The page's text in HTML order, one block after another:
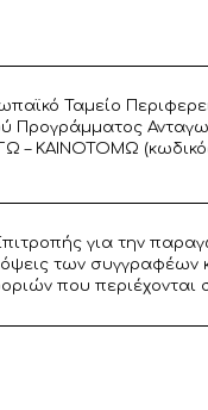
Ταμείο
ΚΑΙΝΟΤΟΜΩ (κωδικός
για την
των
που περιέχονται